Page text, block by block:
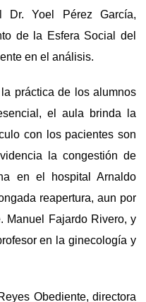
Dr. Yoel Pérez García,
de la Esfera Social del
en el análisis.
práctica de los alumnos
el aula brinda la
con los pacientes son
la congestión de
en el hospital Arnaldo
reapertura, aun por
Manuel Fajardo Rivero, y
en la ginecología y
Obediente, directora